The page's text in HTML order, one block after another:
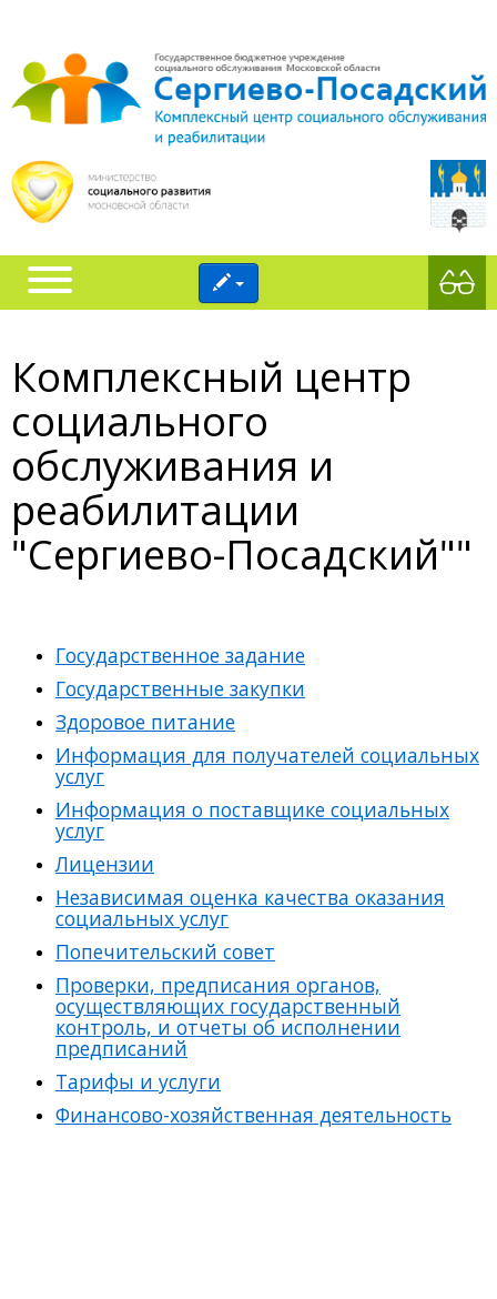
Комплексный центр
социального
обслуживания и
реабилитации
"Сергиево-Посадский""
Государственное задание
Государственные закупки
Здоровое питание
Информация для получателей социальных
услуг
Информация о поставщике социальных
услуг
Лицензии
Независимая оценка качества оказания
социальных услуг
Попечительский совет
Проверки, предписания органов,
осуществляющих государственный
контроль, и отчеты об исполнении
предписаний
Тарифы и услуги
Финансово-хозяйственная деятельность